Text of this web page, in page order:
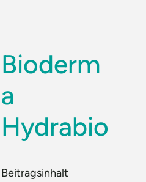
Bioderm
a
Hydrabio
Beitragsinhalt